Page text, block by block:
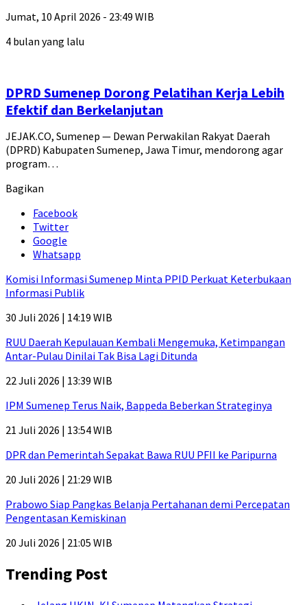
Jumat, 10 April 2026 - 23:49 WIB
4 bulan yang lalu
DPRD Sumenep Dorong Pelatihan Kerja Lebih
Efektif dan Berkelanjutan
JEJAK.CO, Sumenep — Dewan Perwakilan Rakyat Daerah
(DPRD) Kabupaten Sumenep, Jawa Timur, mendorong agar
program…
Bagikan
Facebook
Twitter
Google
Whatsapp
Komisi Informasi Sumenep Minta PPID Perkuat Keterbukaan
Informasi Publik
30 Juli 2026 | 14:19 WIB
RUU Daerah Kepulauan Kembali Mengemuka, Ketimpangan
Antar-Pulau Dinilai Tak Bisa Lagi Ditunda
22 Juli 2026 | 13:39 WIB
IPM Sumenep Terus Naik, Bappeda Beberkan Strateginya
21 Juli 2026 | 13:54 WIB
DPR dan Pemerintah Sepakat Bawa RUU PFII ke Paripurna
20 Juli 2026 | 21:29 WIB
Prabowo Siap Pangkas Belanja Pertahanan demi Percepatan
Pengentasan Kemiskinan
20 Juli 2026 | 21:05 WIB
Trending Post